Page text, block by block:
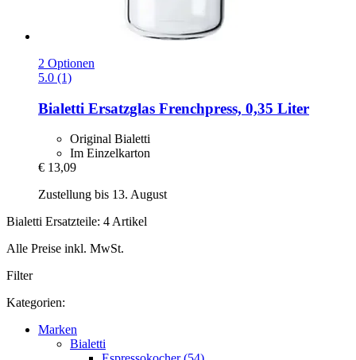
2 Optionen
5.0 (1)
Bialetti Ersatzglas Frenchpress, 0,35 Liter
Original Bialetti
Im Einzelkarton
€ 13,09
Zustellung bis 13. August
Bialetti Ersatzteile: 4 Artikel
Alle Preise inkl. MwSt.
Filter
Kategorien:
Marken
Bialetti